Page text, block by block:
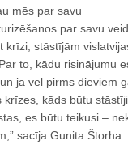
mēs par savu
par savu
krīzi, stāstījām
to, kādu risinājumu
ja vēl pirms dieviem
krīzes, kāds būtu
es būtu teikusi –
sacīja Gunita Štorha.